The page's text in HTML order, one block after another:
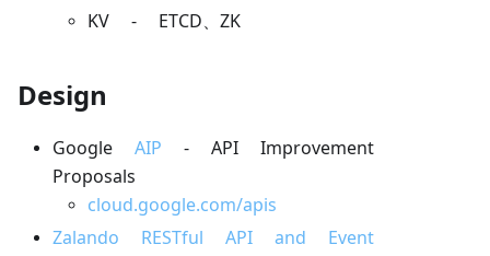
KV - ETCD、ZK
Design
Google AIP - API Improvement
Proposals
cloud.google.com/apis
Zalando RESTful API and Event